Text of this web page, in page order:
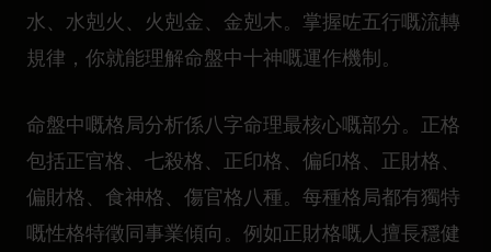
水、水剋火、火剋金、金剋木。掌握咗五行嘅流轉
規律，你就能理解命盤中十神嘅運作機制。
命盤中嘅格局分析係八字命理最核心嘅部分。正格
包括正官格、七殺格、正印格、偏印格、正財格、
偏財格、食神格、傷官格八種。每種格局都有獨特
嘅性格特徵同事業傾向。例如正財格嘅人擅長穩健